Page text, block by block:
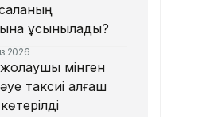
ұсынылады?
2026
мінген
таксиі алғаш